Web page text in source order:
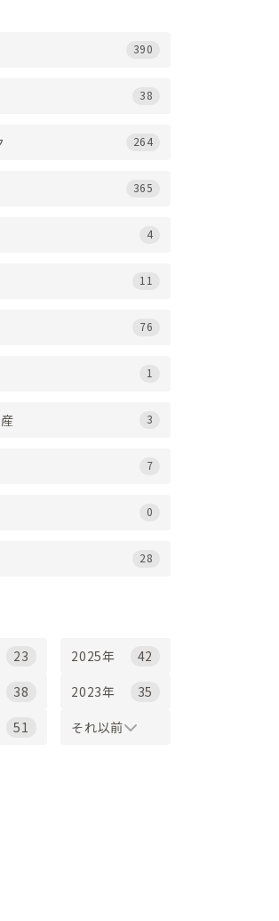
390
38
264
365
4
11
76
1
3
7
0
28
23 2025年 42
38 2023年 35
51 それ以前